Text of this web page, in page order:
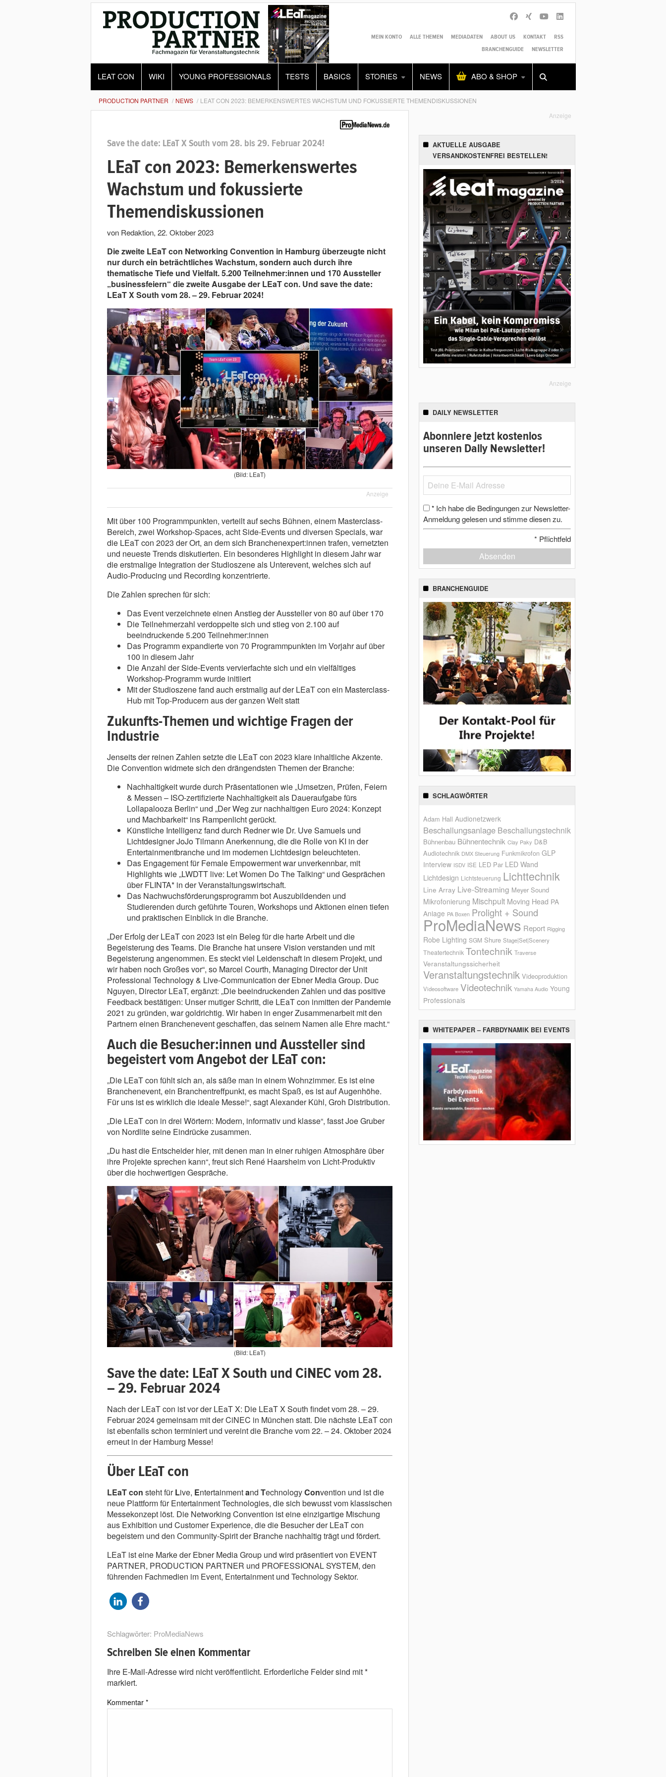
MEIN KONTO ALLE THEMEN MEDIADATEN ABOUT US KONTAKT
RSS
BRANCHENGUIDE
NEWSLETTER
LEAT CON WIKI YOUNG PROFESSIONALS TESTS BASICS STORIES NEWS ABO & SHOP
Alles Shop SUCHEN
PRODUCTION PARTNER NEWS LEAT CON 2023: BEMERKENSWERTES WACHSTUM UND FOKUSSIERTE THEMENDISKUSSIONEN
Save the date: LEaT X South vom 28. bis 29. Februar 2024!
LEaT con 2023: Bemerkenswertes
Wachstum und fokussierte
Themendiskussionen
von Redaktion, 22. Oktober 2023
Die zweite LEaT con Networking Convention in Hamburg überzeugte nicht
nur durch ein beträchtliches Wachstum, sondern auch durch ihre
thematische Tiefe und Vielfalt. 5.200 Teilnehmer:innen und 170 Aussteller
„businessfeiern“ die zweite Ausgabe der LEaT con. Und save the date:
LEaT X South vom 28. – 29. Februar 2024!
(Bild: LEaT)
Anzeige
Mit über 100 Programmpunkten, verteilt auf sechs Bühnen, einem Masterclass-
Bereich, zwei Workshop-Spaces, acht Side-Events und diversen Specials, war
die LEaT con 2023 der Ort, an dem sich Branchenexpert:innen trafen, vernetzten
und neueste Trends diskutierten. Ein besonderes Highlight in diesem Jahr war
die erstmalige Integration der Studioszene als Unterevent, welches sich auf
Audio-Producing und Recording konzentrierte.
Die Zahlen sprechen für sich:
Das Event verzeichnete einen Anstieg der Aussteller von 80 auf über 170
Die Teilnehmerzahl verdoppelte sich und stieg von 2.100 auf
beeindruckende 5.200 Teilnehmer:innen
Das Programm expandierte von 70 Programmpunkten im Vorjahr auf über
100 in diesem Jahr
Die Anzahl der Side-Events vervierfachte sich und ein vielfältiges
Workshop-Programm wurde initiiert
Mit der Studioszene fand auch erstmalig auf der LEaT con ein Masterclass-
Hub mit Top-Producern aus der ganzen Welt statt
Zukunfts-Themen und wichtige Fragen der
Industrie
Jenseits der reinen Zahlen setzte die LEaT con 2023 klare inhaltliche Akzente.
Die Convention widmete sich den drängendsten Themen der Branche:
Nachhaltigkeit wurde durch Präsentationen wie „Umsetzen, Prüfen, Feiern
& Messen – ISO-zertifizierte Nachhaltigkeit als Daueraufgabe fürs
Lollapalooza Berlin“ und „Der Weg zur nachhaltigen Euro 2024: Konzept
und Machbarkeit“ ins Rampenlicht gerückt.
Künstliche Intelligenz fand durch Redner wie Dr. Uve Samuels und
Lichtdesigner JoJo Tilmann Anerkennung, die die Rolle von KI in der
Entertainmentbranche und im modernen Lichtdesign beleuchteten.
Das Engagement für Female Empowerment war unverkennbar, mit
Highlights wie „LWDTT live: Let Women Do The Talking“ und Gesprächen
über FLINTA* in der Veranstaltungswirtschaft.
Das Nachwuchsförderungsprogramm bot Auszubildenden und
Studierenden durch geführte Touren, Workshops und Aktionen einen tiefen
und praktischen Einblick in die Branche.
„Der Erfolg der LEaT con 2023 ist ein Beleg für die harte Arbeit und die
Begeisterung des Teams. Die Branche hat unsere Vision verstanden und mit
Begeisterung angenommen. Es steckt viel Leidenschaft in diesem Projekt, und
wir haben noch Großes vor“, so Marcel Courth, Managing Director der Unit
Professional Technology & Live-Communication der Ebner Media Group. Duc
Nguyen, Director LEaT, ergänzt: „Die beeindruckenden Zahlen und das positive
Feedback bestätigen: Unser mutiger Schritt, die LEaT con inmitten der Pandemie
2021 zu gründen, war goldrichtig. Wir haben in enger Zusammenarbeit mit den
Partnern einen Branchenevent geschaffen, das seinem Namen alle Ehre macht.“
Auch die Besucher:innen und Aussteller sind
begeistert vom Angebot der LEaT con:
„Die LEaT con fühlt sich an, als säße man in einem Wohnzimmer. Es ist eine
Branchenevent, ein Branchentreffpunkt, es macht Spaß, es ist auf Augenhöhe.
Für uns ist es wirklich die ideale Messe!“, sagt Alexander Kühl, Groh Distribution.
„Die LEaT con in drei Wörtern: Modern, informativ und klasse“, fasst Joe Gruber
von Nordlite seine Eindrücke zusammen.
„Du hast die Entscheider hier, mit denen man in einer ruhigen Atmosphäre über
ihre Projekte sprechen kann“, freut sich René Haarsheim von Licht-Produktiv
über die hochwertigen Gespräche.
(Bild: LEaT)
Save the date: LEaT X South und CiNEC vom 28.
– 29. Februar 2024
Nach der LEaT con ist vor der LEaT X: Die LEaT X South findet vom 28. – 29.
Februar 2024 gemeinsam mit der CiNEC in München statt. Die nächste LEaT con
ist ebenfalls schon terminiert und vereint die Branche vom 22. – 24. Oktober 2024
erneut in der Hamburg Messe!
Über LEaT con
LEaT con steht fürLive, Entertainmentand TechnologyConvention und ist die
neue Plattform für Entertainment Technologies, die sich bewusst vom klassischen
Messekonzept löst. Die Networking Convention ist eine einzigartige Mischung
aus Exhibition und Customer Experience, die die Besucher der LEaT con
begeistern und den Community-Spirit der Branche nachhaltig trägt und fördert.
LEaT ist eine Marke der Ebner Media Group und wird präsentiert von EVENT
PARTNER, PRODUCTION PARTNER und PROFESSIONAL SYSTEM, den
führenden Fachmedien im Event, Entertainment und Technology Sektor.
Schlagwörter: ProMediaNews
Schreiben Sie einen Kommentar
Ihre E-Mail-Adresse wird nicht veröffentlicht. Erforderliche Felder sind mit*
markiert.
Kommentar *
Anzeige
AKTUELLE AUSGABE
VERSANDKOSTENFREI BESTELLEN!
Anzeige
DAILY NEWSLETTER
Abonniere jetzt kostenlos
unseren Daily Newsletter!
* Ich habe die Bedingungen zur Newsletter-
Anmeldung gelesen und stimme diesen zu.
* Pflichtfeld
Absenden
BRANCHENGUIDE
SCHLAGWÖRTER
Adam Hall Audionetzwerk
Beschallungsanlage Beschallungstechnik
Bühnenbau Bühnentechnik Clay Paky D&B
Audiotechnik DMX Steuerung Funkmikrofon GLP
Interview ISDV ISE LED Par LED Wand
Lichtdesign Lichtsteuerung Lichttechnik
Line Array Live-Streaming Meyer Sound
Mikrofonierung Mischpult Moving Head PA
Anlage PA Boxen Prolight + Sound
ProMediaNews Report Rigging
Robe Lighting SGM Shure Stage|Set|Scenery
Theatertechnik Tontechnik Traverse
Veranstaltungssicherheit
Veranstaltungstechnik Videoproduktion
Videosoftware Videotechnik Yamaha Audio Young
Professionals
WHITEPAPER – FARBDYNAMIK BEI EVENTS